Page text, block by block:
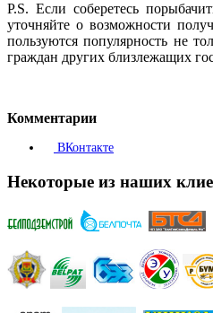
P.S. Если соберетесь
уточняйте о возможности
пользуются популярность не
граждан других близлежащих
Комментарии
ВКонтакте
Некоторые из наших